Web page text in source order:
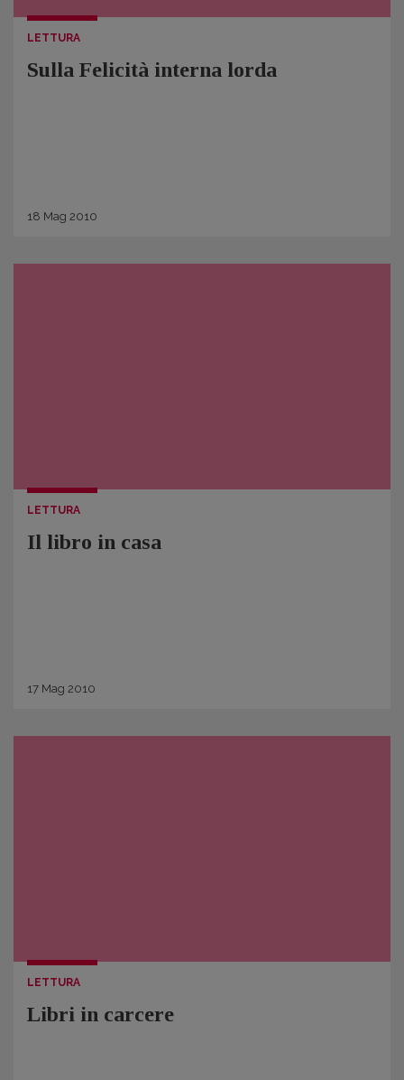
LETTURA
Sulla Felicità interna lorda
18 Mag 2010
LETTURA
Il libro in casa
17 Mag 2010
LETTURA
Libri in carcere